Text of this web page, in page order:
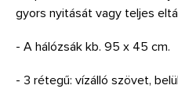
gyors nyitását vagy teljes
- A hálózsák kb. 95 x 45 cm.
- 3 rétegű: vízálló szövet,